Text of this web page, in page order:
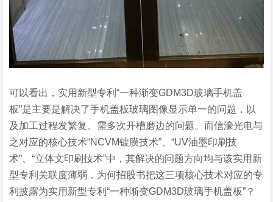
可以看出，实用新型专利“一种渐变GDM3D玻璃手机盖
板”是主要是解决了手机盖板玻璃图像显示单一的问题，以
及加工过程发繁复、需多次开槽磨边的问题。而信濠光电与
之对应的核心技术“NCVM镀膜技术”、“UV油墨印刷技
术”、“立体文印刷技术”中，其解决的问题方向均与该实用新
型专利关联度薄弱，为何招股书把这三项核心技术对应的专
利披露为实用新型专利“一种渐变GDM3D玻璃手机盖板”？